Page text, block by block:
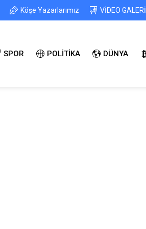
Köşe Yazarlarımız VİDEO GALERİ
SPOR POLİTİKA DÜNYA